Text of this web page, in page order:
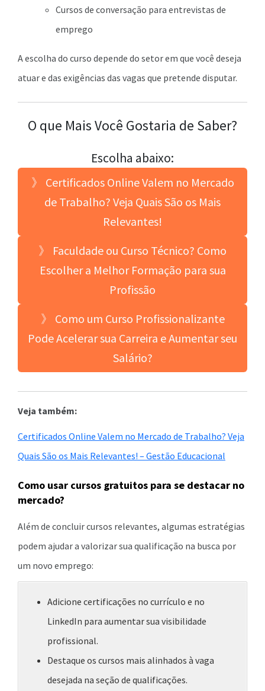
Cursos de conversação para entrevistas de
emprego
A escolha do curso depende do setor em que você deseja
atuar e das exigências das vagas que pretende disputar.
O que Mais Você Gostaria de Saber?
Escolha abaixo:
》 Certificados Online Valem no Mercado
de Trabalho? Veja Quais São os Mais
Relevantes!
》 Faculdade ou Curso Técnico? Como
Escolher a Melhor Formação para sua
Profissão
》 Como um Curso Profissionalizante
Pode Acelerar sua Carreira e Aumentar seu
Salário?
Veja também:
Certificados Online Valem no Mercado de Trabalho? Veja
Quais São os Mais Relevantes! – Gestão Educacional
Como usar cursos gratuitos para se destacar no
mercado?
Além de concluir cursos relevantes, algumas estratégias
podem ajudar a valorizar sua qualificação na busca por
um novo emprego:
Adicione certificações no currículo e no
LinkedIn para aumentar sua visibilidade
profissional.
Destaque os cursos mais alinhados à vaga
desejada na seção de qualificações.